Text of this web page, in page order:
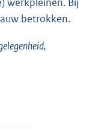
betrokken.